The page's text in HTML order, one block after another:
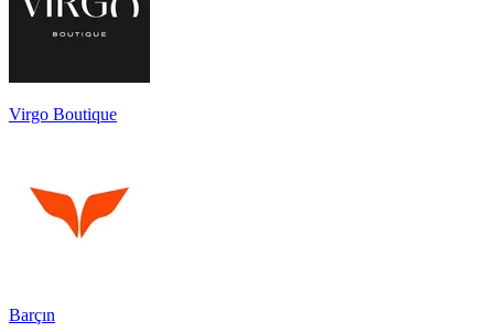
Virgo Boutique
Barçın